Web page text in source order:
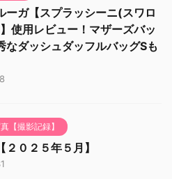
ーガ【スプラッシーニ(スワロ
使用レビュー！マザーズバッ
なダッシュダッフルバッグSも
【撮影記録】
２０２５年５月】